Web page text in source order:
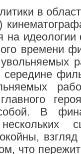
в
на
времени
В
что